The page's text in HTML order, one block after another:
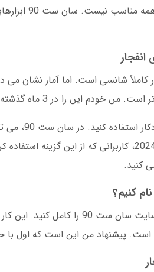
می کنم.
کنیم؟